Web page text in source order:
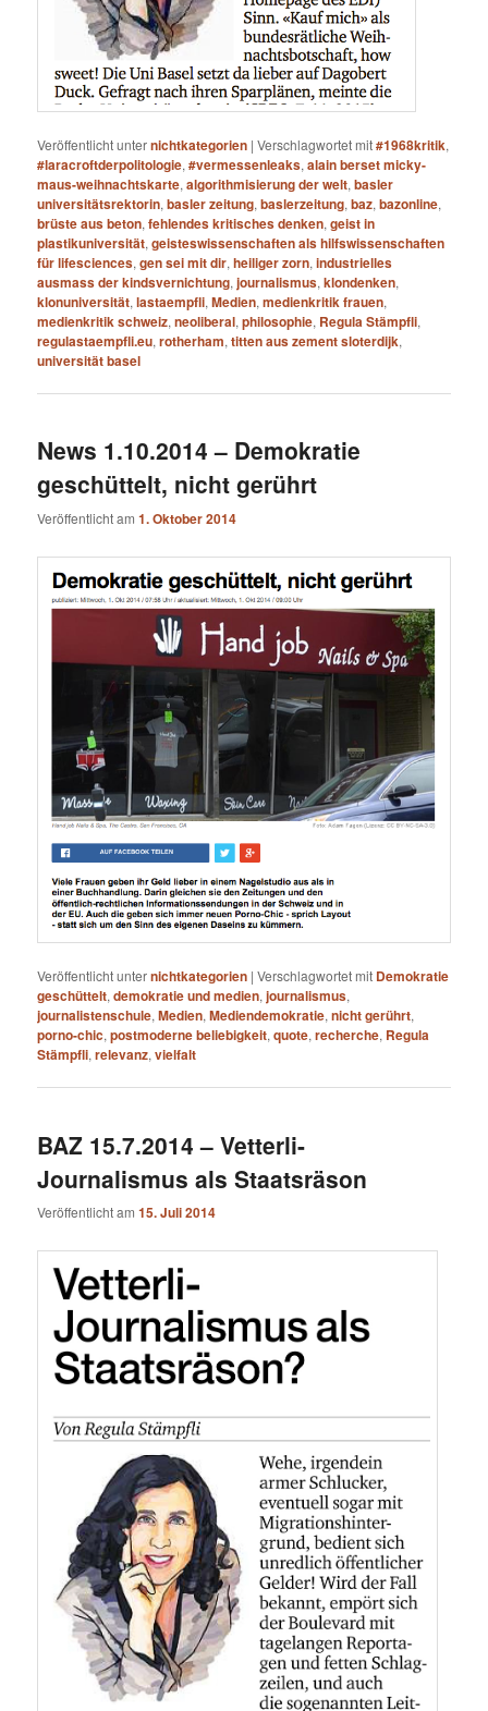
Veröffentlicht unternichtkategorien |Verschlagwortet mit#1968kritik,
#laracroftderpolitologie,#vermessenleaks,alain berset micky-
maus-weihnachtskarte,algorithmisierung der welt,basler
universitätsrektorin,basler zeitung,baslerzeitung,baz,bazonline,
brüste aus beton,fehlendes kritisches denken,geist in
plastikuniversität,geisteswissenschaften als hilfswissenschaften
für lifesciences,gen sei mit dir,heiliger zorn,industrielles
ausmass der kindsvernichtung,journalismus,klondenken,
klonuniversität,lastaempfli,Medien,medienkritik frauen,
medienkritik schweiz,neoliberal,philosophie, Regula Stämpfli,
regulastaempfli.eu,rotherham,titten aus zement sloterdijk,
universität basel
News 1.10.2014 – Demokratie
geschüttelt, nicht gerührt
Veröffentlicht am1. Oktober 2014
Veröffentlicht unternichtkategorien |Verschlagwortet mit Demokratie
geschüttelt,demokratie und medien,journalismus,
journalistenschule,Medien,Mediendemokratie,nicht gerührt,
porno-chic,postmoderne beliebigkeit,quote,recherche, Regula
Stämpfli,relevanz,vielfalt
BAZ 15.7.2014 – Vetterli-
Journalismus als Staatsräson
Veröffentlicht am15. Juli 2014